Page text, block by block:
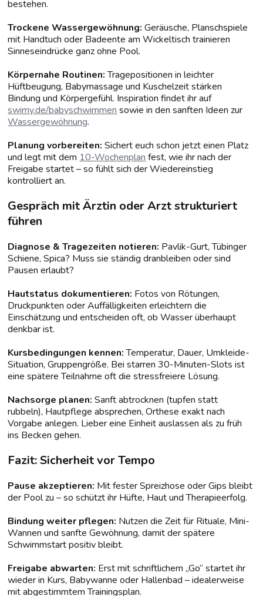
bestehen.
Trockene Wassergewöhnung: Geräusche, Planschspiele
mit Handtuch oder Badeente am Wickeltisch trainieren
Sinneseindrücke ganz ohne Pool.
Körpernahe Routinen:Tragepositionen in leichter
Hüftbeugung, Babymassage und Kuschelzeit stärken
Bindung und Körpergefühl. Inspiration findet ihr auf
swimy.de/babyschwimmen sowie in den sanften Ideen zur
Wassergewöhnung.
Planung vorbereiten: Sichert euch schon jetzt einen Platz
und legt mit dem 10-Wochenplan fest, wie ihr nach der
Freigabe startet – so fühlt sich der Wiedereinstieg
kontrolliert an.
Gespräch mit Ärztin oder Arzt strukturiert
führen
Diagnose & Tragezeiten notieren: Pavlik-Gurt, Tübinger
Schiene, Spica? Muss sie ständig dranbleiben oder sind
Pausen erlaubt?
Hautstatus dokumentieren: Fotos von Rötungen,
Druckpunkten oder Auffälligkeiten erleichtern die
Einschätzung und entscheiden oft, ob Wasser überhaupt
denkbar ist.
Kursbedingungen kennen:Temperatur, Dauer, Umkleide-
Situation, Gruppengröße. Bei starren 30-Minuten-Slots ist
eine spätere Teilnahme oft die stressfreiere Lösung.
Nachsorge planen: Sanft abtrocknen (tupfen statt
rubbeln), Hautpflege absprechen, Orthese exakt nach
Vorgabe anlegen. Lieber eine Einheit auslassen als zu früh
ins Becken gehen.
Fazit: Sicherheit vor Tempo
Pause akzeptieren: Mit fester Spreizhose oder Gips bleibt
der Pool zu – so schützt ihr Hüfte, Haut und Therapieerfolg.
Bindung weiter pflegen: Nutzen die Zeit für Rituale, Mini-
Wannen und sanfte Gewöhnung, damit der spätere
Schwimmstart positiv bleibt.
Freigabe abwarten: Erst mit schriftlichem „Go“ startet ihr
wieder in Kurs, Babywanne oder Hallenbad – idealerweise
mit abgestimmtem Trainingsplan.